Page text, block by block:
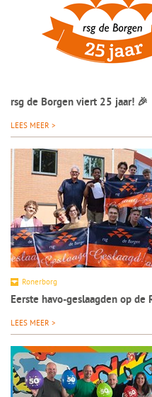
rsg de Borgen viert 25 jaar! 🎉
LEES MEER >
Ronerborg
Eerste havo-geslaagden op
LEES MEER >